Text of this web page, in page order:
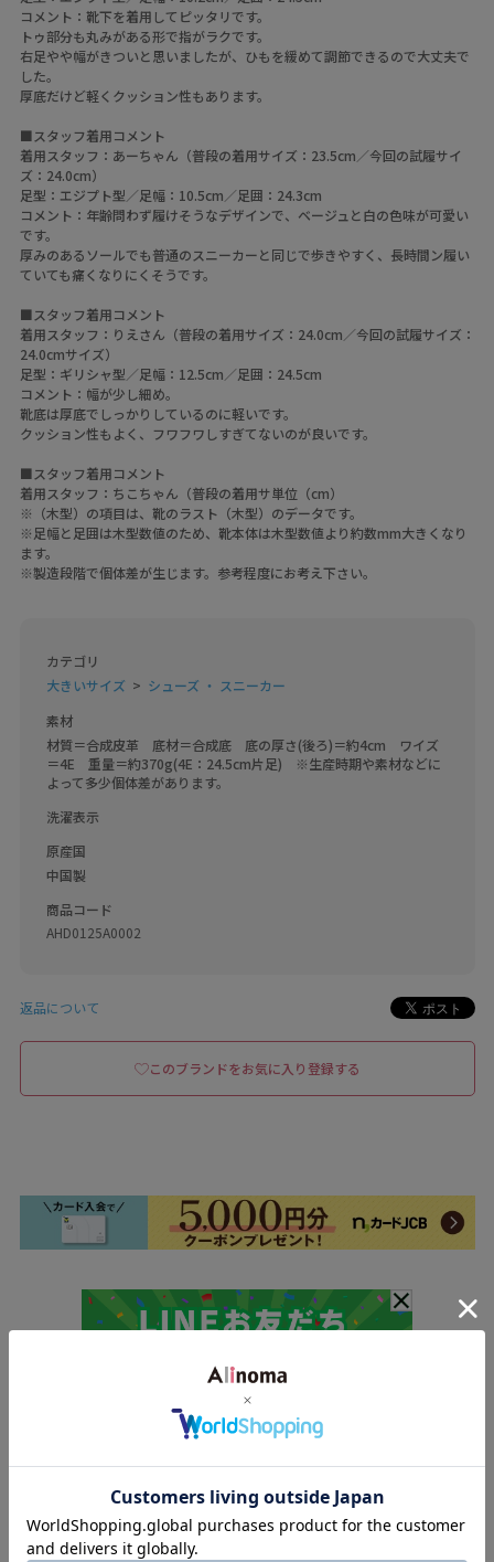
コメント：靴下を着用してピッタリです。
トゥ部分も丸みがある形で指がラクです。
右足やや幅がきついと思いましたが、ひもを緩めて調節できるので大丈夫で
した。
厚底だけど軽くクッション性もあります。
■スタッフ着用コメント
着用スタッフ：あーちゃん（普段の着用サイズ：23.5cm／今回の試履サイ
ズ：24.0cm）
足型：エジプト型／足幅：10.5cm／足囲：24.3cm
コメント：年齢問わず履けそうなデザインで、ベージュと白の色味が可愛い
です。
厚みのあるソールでも普通のスニーカーと同じで歩きやすく、長時間ン履い
ていても痛くなりにくそうです。
■スタッフ着用コメント
着用スタッフ：りえさん（普段の着用サイズ：24.0cm／今回の試履サイズ：
24.0cmサイズ）
足型：ギリシャ型／足幅：12.5cm／足囲：24.5cm
コメント：幅が少し細め。
靴底は厚底でしっかりしているのに軽いです。
クッション性もよく、フワフワしすぎてないのが良いです。
■スタッフ着用コメント
着用スタッフ：ちこちゃん（普段の着用サ単位（cm）
※（木型）の項目は、靴のラスト（木型）のデータです。
※足幅と足囲は木型数値のため、靴本体は木型数値より約数mm大きくなり
ます。
※製造段階で個体差が生じます。参考程度にお考え下さい。
カテゴリ
大きいサイズ
シューズ ・ スニーカー
素材
材質＝合成皮革　底材＝合成底　底の厚さ(後ろ)＝約4cm　ワイズ
＝4E　重量＝約370g(4E：24.5cm片足)　※生産時期や素材などに
よって多少個体差があります。
洗濯表示
原産国
中国製
商品コード
AHD0125A0002
返品について
このブランドをお気に入り登録する